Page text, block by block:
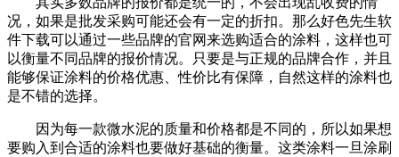
况，如果是批发采购可能还会有一定的折扣。那么好色先生软
件下载可以通过一些品牌的官网来选购适合的涂料，这样也可
以衡量不同品牌的报价情况。只要是与正规的品牌合作，并且
能够保证涂料的价格优惠、性价比有保障，自然这样的涂料也
是不错的选择。
因为每一款微水泥的质量和价格都是不同的，所以如果想
要购入到合适的涂料也要做好基础的衡量。这类涂料一旦涂刷